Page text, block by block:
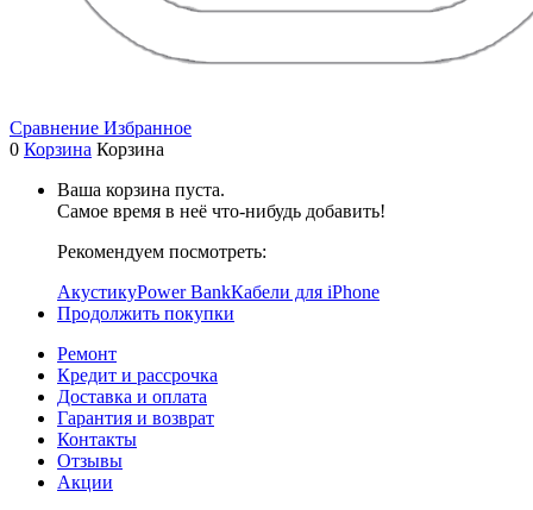
Сравнение Избранное
0 Корзина Корзина
Ваша корзина пуста.
Самое время в неё что-нибудь добавить!
Рекомендуем посмотреть:
АкустикуPower BankКабели для iPhone
Продолжить покупки
Ремонт
Кредит и рассрочка
Доставка и оплата
Гарантия и возврат
Контакты
Отзывы
Акции